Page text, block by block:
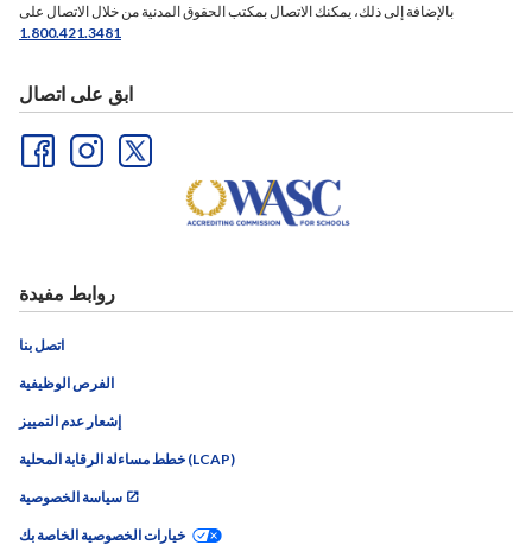
بالإضافة إلى ذلك، يمكنك الاتصال بمكتب الحقوق المدنية من خلال الاتصال على
1.800.421.3481
ابق على اتصال
روابط مفيدة
اتصل بنا
الفرص الوظيفية
إشعار عدم التمييز
خطط مساءلة الرقابة المحلية (LCAP)
سياسة الخصوصية
خيارات الخصوصية الخاصة بك